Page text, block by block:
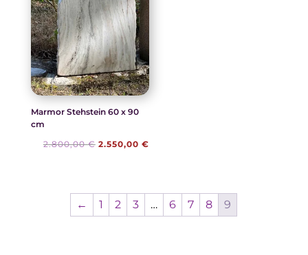
Marmor Stehstein 60 x 90
cm
2.800,00€ Ursprünglicher
2.800,00 €
2.550,00 €Aktueller
2.550,00 €.
← 1 2 3 … 6 7 8 9